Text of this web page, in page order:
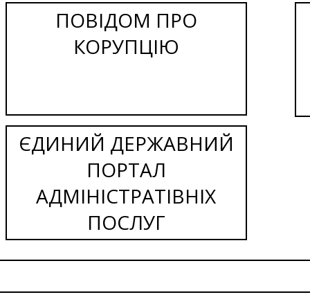
ПОВІДОМ ПРО
КОРУПЦІЮ
ЄДИНИЙ ДЕРЖАВНИЙ
ПОРТАЛ
АДМІНІСТРАТІВНІХ
ПОСЛУГ